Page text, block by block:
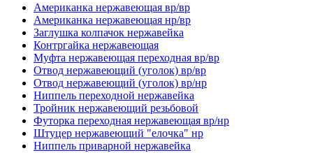
Американка нержавеющая вр/вр
Американка нержавеющая нр/вр
Заглушка колпачок нержавейка
Контргайка нержавеющая
Муфта нержавеющая переходная вр/вр
Отвод нержавеющий (уголок) вр/вр
Отвод нержавеющий (уголок) вр/нр
Ниппель переходной нержавейка
Тройник нержавеющий резьбовой
Футорка переходная нержавеющая вр/нр
Штуцер нержавеющий "елочка" нр
Ниппель приварной нержавейка